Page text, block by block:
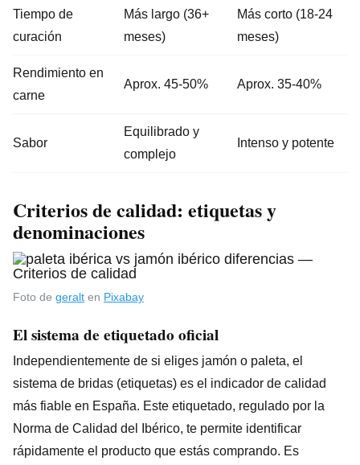
Tiempo de
curación
Más largo (36+
meses)
Más corto (18-24
meses)
Rendimiento en
carne
Aprox. 45-50% Aprox. 35-40%
Sabor
Equilibrado y
complejo
Intenso y potente
Criterios de calidad: etiquetas y
denominaciones
Foto de geralt en Pixabay
El sistema de etiquetado oficial
Independientemente de si eliges jamón o paleta, el
sistema de bridas (etiquetas) es el indicador de calidad
más fiable en España. Este etiquetado, regulado por la
Norma de Calidad del Ibérico, te permite identificar
rápidamente el producto que estás comprando. Es